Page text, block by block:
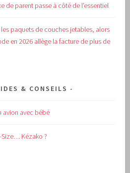
de parent passe à côté de l’essentiel
paquets de couches jetables, alors
en 2026 allège la facture de plus de
& CONSEILS
avion avec bébé
Size… Kézako ?